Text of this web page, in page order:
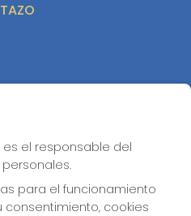
es el responsable del
para el funcionamiento
consentimiento, cookies